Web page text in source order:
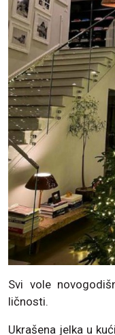
Svi vole
ličnosti.
Ukrašena jelka u